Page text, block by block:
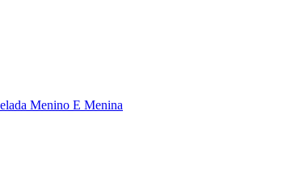
Menino E Menina